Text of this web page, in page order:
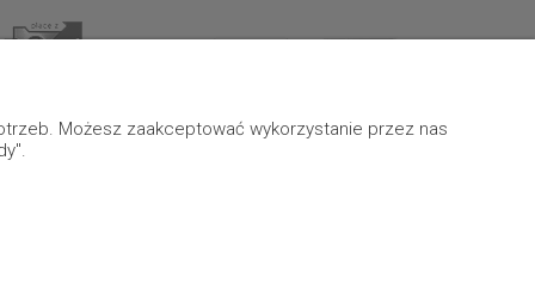
Możesz zaakceptować wykorzystanie przez nas